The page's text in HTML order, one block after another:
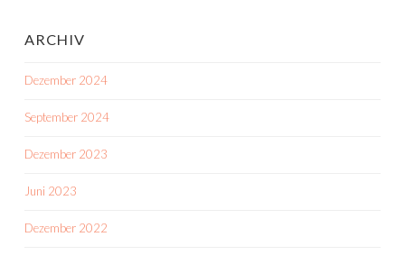
ARCHIV
Dezember 2024
September 2024
Dezember 2023
Juni 2023
Dezember 2022